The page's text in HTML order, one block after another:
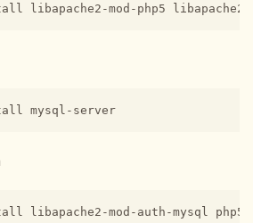
libapache2-mod-php5 libapache2-
mysql-server